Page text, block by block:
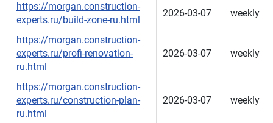
https://morgan.construction-
experts.ru/build-zone-ru.html
2026-03-07 weekly
https://morgan.construction-
experts.ru/profi-renovation-
ru.html
2026-03-07 weekly
https://morgan.construction-
experts.ru/construction-plan-
ru.html
2026-03-07 weekly